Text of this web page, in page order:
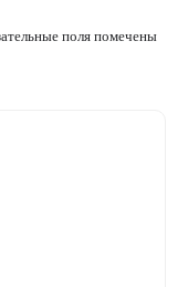
поля помечены